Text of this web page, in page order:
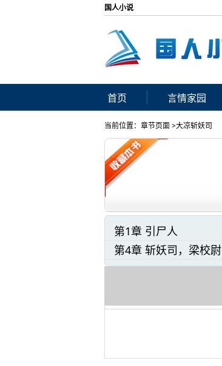
国人小说
首页 言情家园
当前位置：章节页面 >大凉斩妖司
第1章 引尸人
第4章 斩妖司，梁校尉